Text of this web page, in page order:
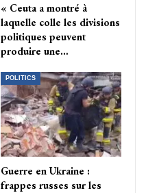
« Ceuta a montré à
laquelle colle les divisions
politiques peuvent
produire une…
POLITICS
Guerre en Ukraine :
frappes russes sur les